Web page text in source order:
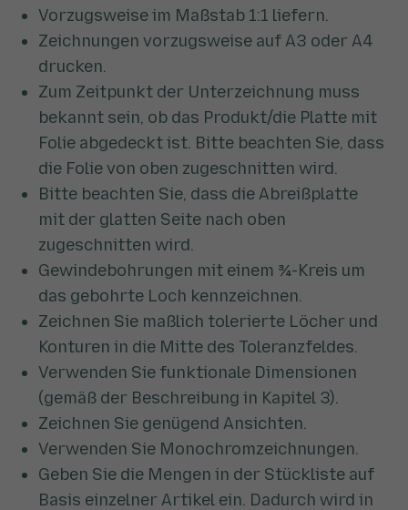
Vorzugsweise im Maßstab 1:1 liefern.
Zeichnungen vorzugsweise auf A3 oder A4
drucken.
Zum Zeitpunkt der Unterzeichnung muss
bekannt sein, ob das Produkt/die Platte mit
Folie abgedeckt ist. Bitte beachten Sie, dass
die Folie von oben zugeschnitten wird.
Bitte beachten Sie, dass die Abreißplatte
mit der glatten Seite nach oben
zugeschnitten wird.
Gewindebohrungen mit einem ¾-Kreis um
das gebohrte Loch kennzeichnen.
Zeichnen Sie maßlich tolerierte Löcher und
Konturen in die Mitte des Toleranzfeldes.
Verwenden Sie funktionale Dimensionen
(gemäß der Beschreibung in Kapitel 3).
Zeichnen Sie genügend Ansichten.
Verwenden Sie Monochromzeichnungen.
Geben Sie die Mengen in der Stückliste auf
Basis einzelner Artikel ein. Dadurch wird in